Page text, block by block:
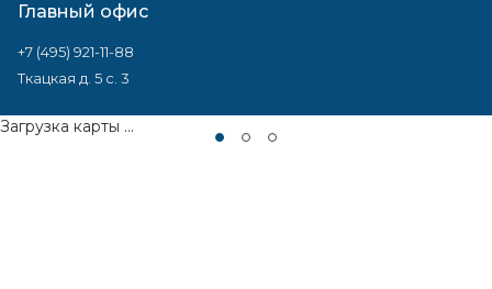
Главный офис
+7 (495) 921-11-88
Ткацкая д. 5 с. 3
Загрузка карты ...